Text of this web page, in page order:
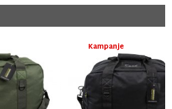
Kampanje